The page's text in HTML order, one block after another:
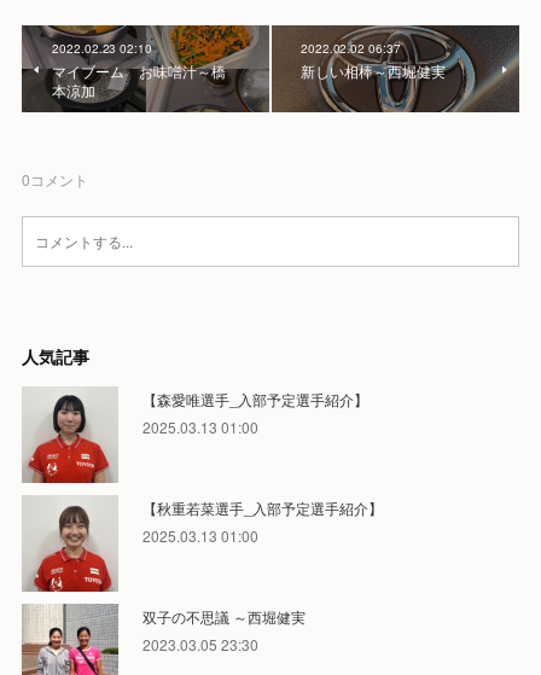
2022.02.23 02:10
マイブーム お味噌汁～橋
本涼加
2022.02.02 06:37
新しい相棒～西堀健実
0コメント
人気記事
【森愛唯選手_入部予定選手紹介】
2025.03.13 01:00
【秋重若菜選手_入部予定選手紹介】
2025.03.13 01:00
双子の不思議 ～西堀健実
2023.03.05 23:30